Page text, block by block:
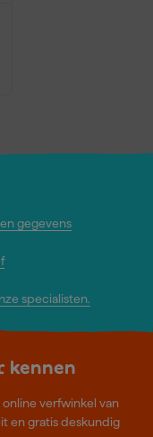
gegevens
specialisten.
kennen
verfwinkel van
en gratis deskundig